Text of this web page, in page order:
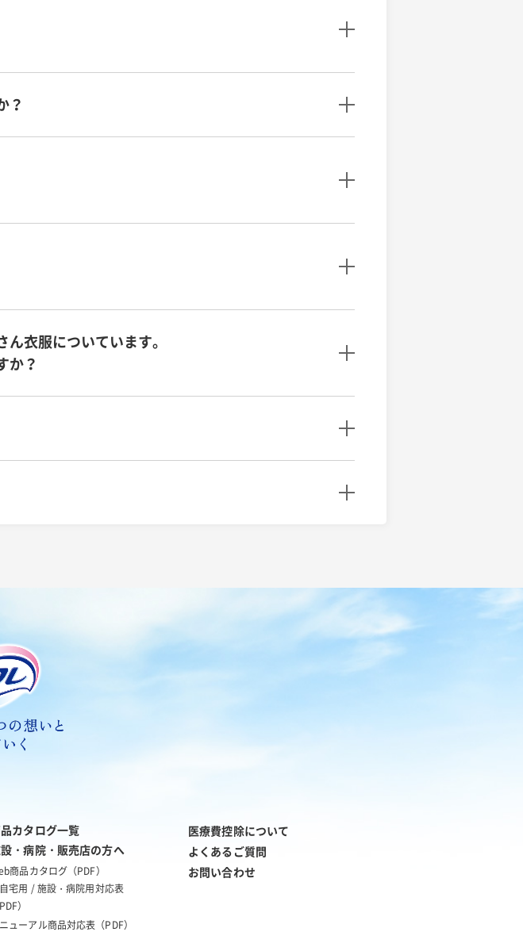
？
衣服についています。
か？
カタログ一覧
・病院・販売店の方へ
商品カタログ（PDF）
宅用 / 施設・病院用対応表
PDF）
ューアル商品対応表（PDF）
医療費控除について
よくあるご質問
お問い合わせ